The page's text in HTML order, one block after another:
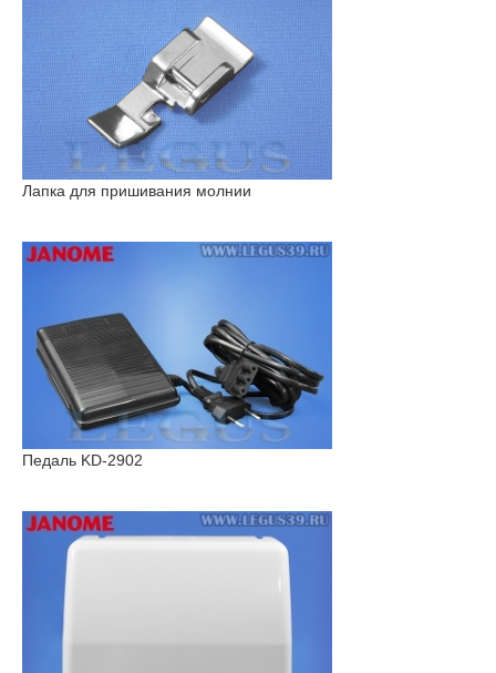
Лапка для пришивания молнии
Педаль KD-2902